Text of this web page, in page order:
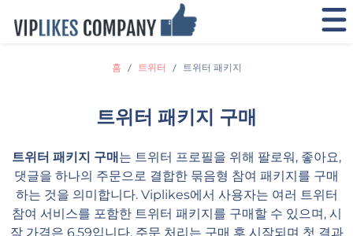
홈 트위터 트위터 패키지
트위터 패키지 구매
트위터 패키지 구매는 트위터 프로필을 위해 팔로워, 좋아요,
댓글을 하나의 주문으로 결합한 묶음형 참여 패키지를 구매
하는 것을 의미합니다. Viplikes에서 사용자는 여러 트위터
참여 서비스를 포함한 트위터 패키지를 구매할 수 있으며, 시
작 가격은 6.59입니다. 주문 처리는 구매 후 시작되며 첫 결과